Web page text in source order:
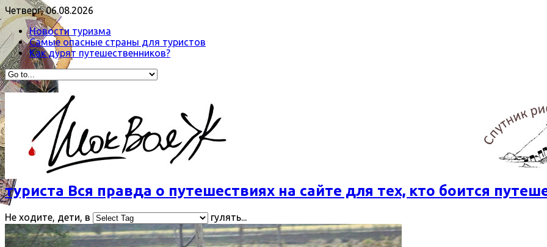
Четверг, 06.08.2026
Новости туризма
Самые опасные страны для туристов
Как дурят путешественников?
туриста Вся правда о путешествиях на сайте для тех, кто боится
Не ходите, дети, в гулять...